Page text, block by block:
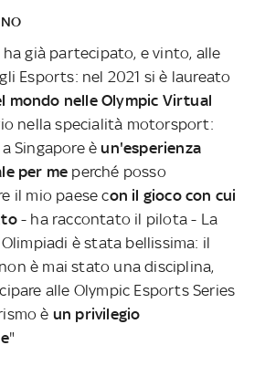
ha già partecipato, e vinto, alle
Esports: nel 2021 si è laureato
mondo nelle Olympic Virtual
nella specialità motorsport:
Singapore èun'esperienza
per me perché posso
il mio paese con il gioco con cui
- ha raccontato il pilota - La
è stata bellissima: il
è mai stato una disciplina,
alle Olympic Esports Series
è un privilegio
"